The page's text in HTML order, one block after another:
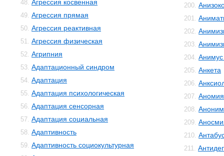
48. Агрессия косвенная
49. Агрессия прямая
50. Агрессия реактивная
51. Агрессия физическая
52. Агрипния
53. Адаптационный синдром
54. Адаптация
55. Адаптация психологическая
56. Адаптация сенсорная
57. Адаптация социальная
58. Адаптивность
59. Адаптивность социокультурная
200.
201.
202.
203.
204.
205. Анкета
206.
207. Аномия
208.
209.
210.
211.